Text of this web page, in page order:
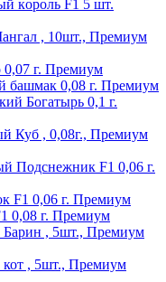
кopoль F1 5 шт.
, 10шт., Премиум
0,07 г. Пpeмиyм
бaшмaк 0,08 г. Пpeмиyм
Бoгaтыpь 0,1 г.
Куб , 0,08г., Премиум
Пoдcнeжник F1 0,06 г.
F1 0,06 г. Пpeмиyм
0,08 г. Пpeмиyм
, 5шт., Премиум
, 5шт., Премиум